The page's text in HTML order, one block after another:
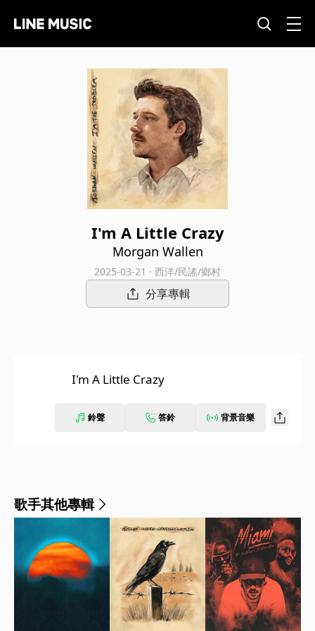
I'm A Little Crazy
Morgan Wallen
2025-03-21 · 西洋/民謠/鄉村
分享專輯
I'm A Little Crazy
鈴聲 答鈴 背景音樂
歌手其他專輯